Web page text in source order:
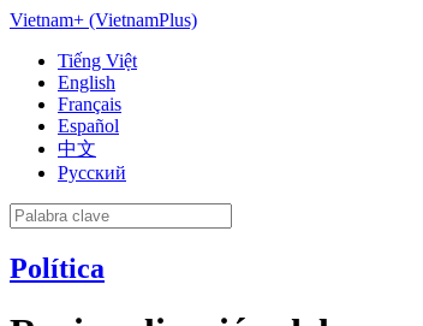
Vietnam+ (VietnamPlus)
Tiếng Việt
English
Français
Español
中文
Русский
Política